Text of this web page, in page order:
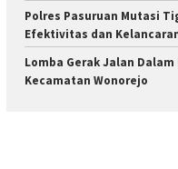
Polres Pasuruan Mutasi
Efektivitas dan
Lomba Gerak Jalan Dalam
Kecamatan Wonorejo